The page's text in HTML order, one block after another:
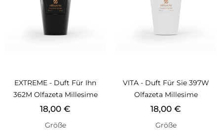
EXTREME - Duft Für Ihn
362M Olfazeta Millesime
Preis
18,00 €
Größe
VITA - Duft Für Sie 397W
Olfazeta Millesime
Preis
18,00 €
Größe